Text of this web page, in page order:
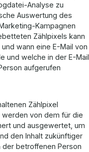
Analyse zu
Auswertung des
Kampagnen
Zählpixels kann
wann eine E-Mail von
und welche in der E-Mail
aufgerufen
Zählpixel
von dem für die
und ausgewertet, um
den Inhalt zukünftiger
betroffenen Person